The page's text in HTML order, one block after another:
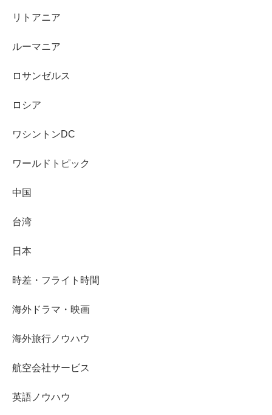
リトアニア
ルーマニア
ロサンゼルス
ロシア
ワシントンDC
ワールドトピック
中国
台湾
日本
時差・フライト時間
海外ドラマ・映画
海外旅行ノウハウ
航空会社サービス
英語ノウハウ